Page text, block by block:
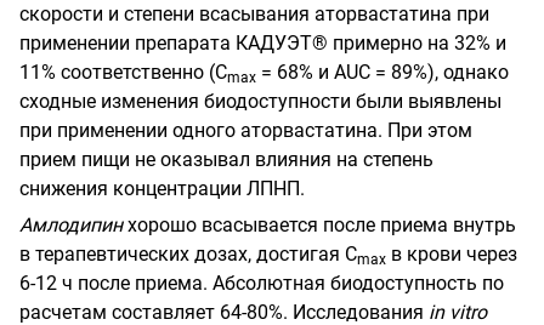
скорости и степени всасывания аторвастатина при
применении препарата КАДУЭТ® примерно на 32% и
11% соответственно (Cmах = 68% и AUC = 89%), однако
сходные изменения биодоступности были выявлены
при применении одного аторвастатина. При этом
прием пищи не оказывал влияния на степень
снижения концентрации ЛПНП.
Амлодипинхорошо всасывается после приема внутрь
в терапевтических дозах, достигая Сmах в крови через
6-12 ч после приема. Абсолютная биодоступность по
расчетам составляет 64-80%. Исследования in vitro